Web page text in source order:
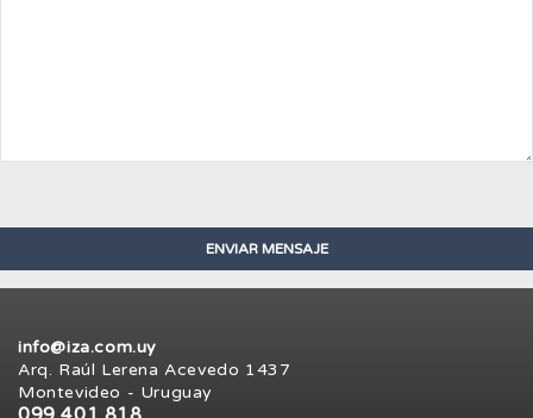
info@iza.com.uy
Arq. Raúl Lerena Acevedo 1437
Montevideo - Uruguay